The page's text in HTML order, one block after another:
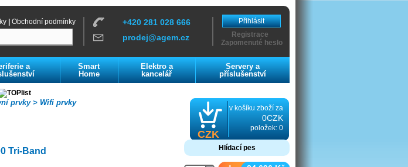
Obchodní podmínky
+420 281 028 666
prodej@agem.cz
Přihlásit
Registrace
Zapomenuté heslo
a
Smart
Home
Elektro a
kancelář
Servery a
příslušenství
Wifi prvky
prvky >
CZK
v košíku zboží za
0CZK
položek: 0
Tri-Band
Hlídací pes